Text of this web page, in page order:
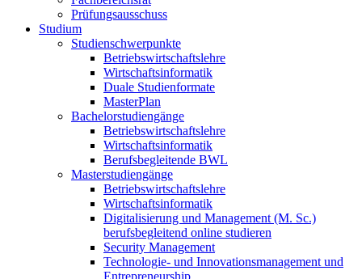
Prüfungsausschuss
Studium
Studienschwerpunkte
Betriebswirtschaftslehre
Wirtschaftsinformatik
Duale Studienformate
MasterPlan
Bachelorstudiengänge
Betriebswirtschaftslehre
Wirtschaftsinformatik
Berufsbegleitende BWL
Masterstudiengänge
Betriebswirtschaftslehre
Wirtschaftsinformatik
Digitalisierung und Management (M. Sc.)
berufsbegleitend online studieren
Security Management
Technologie- und Innovationsmanagement und
Entrepreneurship